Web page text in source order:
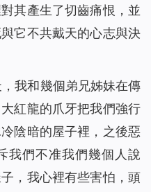
其產生了切齒痛恨，並
它不共戴天的心志與決
我和幾個弟兄姊妹在傳
紅龍的爪牙把我們強行
陰暗的屋子裡，之後惡
我們不准我們幾個人說
，我心裡有些害怕，頭